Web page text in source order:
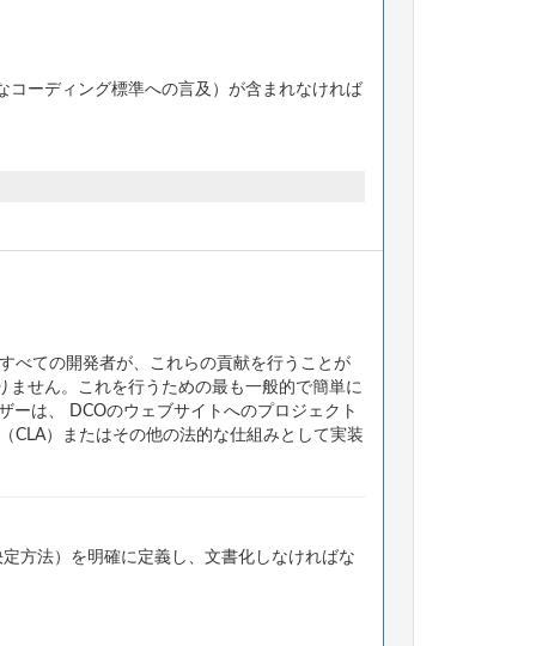
ーディング標準への言及）が含まれなければ
べての開発者が、これらの貢献を行うことが
せん。これを行うための最も一般的で簡単に
ーは、 DCOのウェブサイトへのプロジェクト
CLA）またはその他の法的な仕組みとして実装
方法）を明確に定義し、文書化しなければな